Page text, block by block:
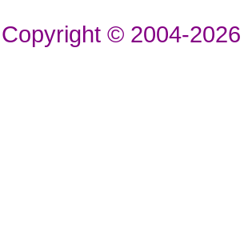
Copyright © 2004-2026